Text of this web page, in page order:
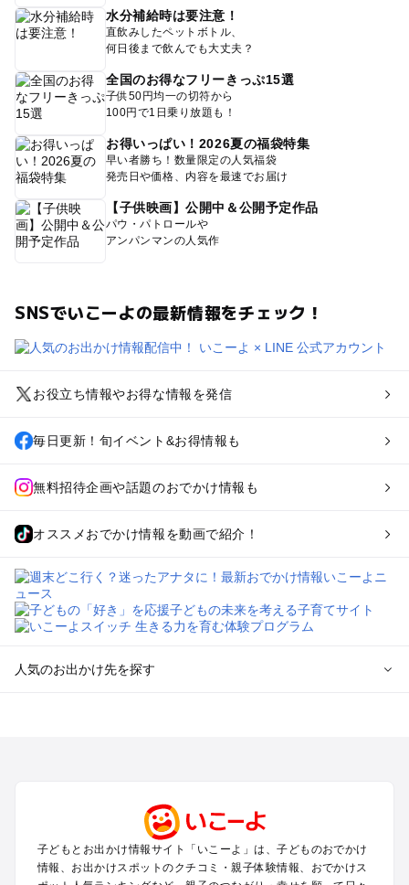
水分補給時は要注意！
直飲みしたペットボトル、
何日後まで飲んでも大丈夫？
全国のお得なフリーきっぷ15選
子供50円均一の切符から
100円で1日乗り放題も！
お得いっぱい！2026夏の福袋特集
早い者勝ち！数量限定の人気福袋
発売日や価格、内容を最速でお届け
【子供映画】公開中＆公開予定作品
パウ・パトロールや
アンパンマンの人気作
SNSでいこーよの最新情報をチェック！
お役立ち情報やお得な情報を発信
毎日更新！旬イベント&お得情報も
無料招待企画や話題のおでかけ情報も
オススメおでかけ情報を動画で紹介！
人気のお出かけ先を探す
関西のプールおでかけ
中国･四国のプールおでかけ
九州･沖縄のプールおでかけ
子どもとお出かけ情報サイト「いこーよ」は、子どものおでかけ
情報、お出かけスポットのクチコミ・親子体験情報、おでかけス